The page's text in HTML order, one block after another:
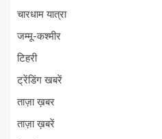
चारधाम यात्रा
जम्मू-कश्मीर
टिहरी
ट्रेंडिंग खबरें
ताज़ा ख़बर
ताज़ा ख़बरें